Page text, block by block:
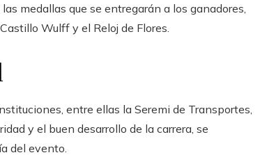
medallas que se entregarán a los ganadores,
Wulff y el Reloj de Flores.
entre ellas la Seremi de Transportes,
y el buen desarrollo de la carrera, se
del evento.